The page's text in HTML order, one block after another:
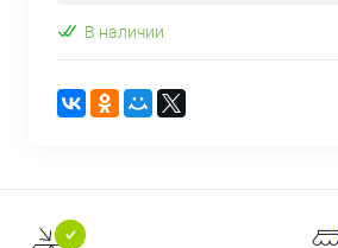
В наличии